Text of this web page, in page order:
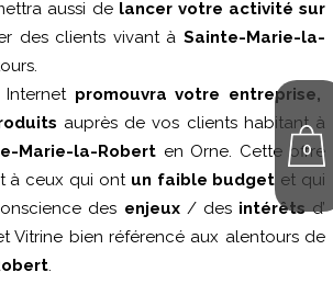
0
aussi de lancer votre activité sur
des clients vivant à Sainte-Marie-la-
promouvra votre entreprise,
auprès de vos clients habitant à
Marie-la-Robert en Orne. Cette offre
à ceux qui ont un faible budget et qui
des enjeux/ des intérêtsd’
Vitrine bien référencé aux alentours de
.